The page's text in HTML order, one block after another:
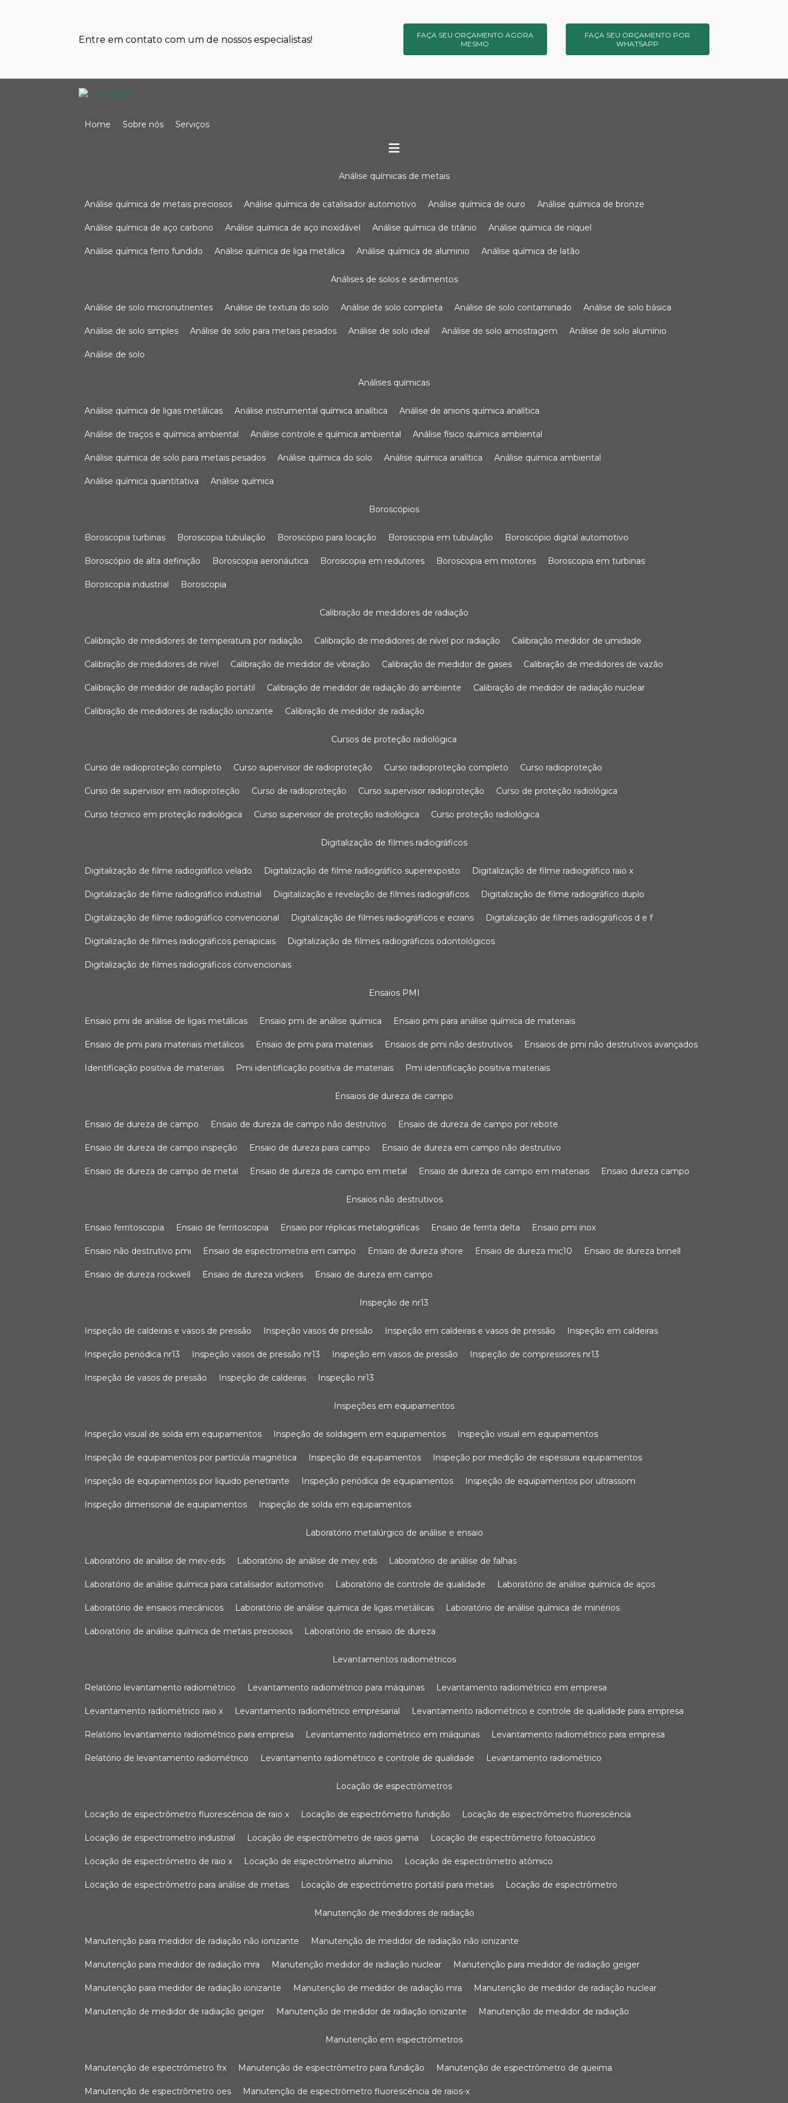
Entre em contato com um de nossos especialistas!
FAÇA SEU ORÇAMENTO AGORA
MESMO
FAÇA SEU ORÇAMENTO POR
WHATSAPP
Home Sobre nós Serviços
análise químicas de metais
análise química de metais preciosos análise química de catalisador automotivo análise química de ouro análise química de bronze
análise química de aço carbono análise química de aço inoxidável análise química de titânio análise química de níquel
análise química ferro fundido análise química de liga metálica análise química de aluminio análise química de latão
análises de solos e sedimentos
análise de solo micronutrientes análise de textura do solo análise de solo completa análise de solo contaminado análise de solo básica
análise de solo simples análise de solo para metais pesados análise de solo ideal análise de solo amostragem análise de solo alumínio
análise de solo
análises químicas
análise química de ligas metálicas análise instrumental química analítica análise de anions química analítica
análise de traços e química ambiental análise controle e química ambiental análise físico química ambiental
análise química de solo para metais pesados análise química do solo análise química analítica análise química ambiental
análise química quantitativa análise química
boroscópios
boroscopia turbinas boroscopia tubulação boroscópio para locação boroscopia em tubulação boroscópio digital automotivo
boroscópio de alta definição boroscopia aeronáutica boroscopia em redutores boroscopia em motores boroscopia em turbinas
boroscopia industrial boroscopia
calibração de medidores de radiação
calibração de medidores de temperatura por radiação calibração de medidores de nível por radiação calibração medidor de umidade
calibração de medidores de nível calibração de medidor de vibração calibração de medidor de gases calibração de medidores de vazão
calibração de medidor de radiação portátil calibração de medidor de radiação do ambiente calibração de medidor de radiação nuclear
calibração de medidores de radiação ionizante calibração de medidor de radiação
cursos de proteção radiológica
curso de radioproteção completo curso supervisor de radioproteção curso radioproteção completo curso radioproteção
curso de supervisor em radioproteção curso de radioproteção curso supervisor radioproteção curso de proteção radiológica
curso técnico em proteção radiológica curso supervisor de proteção radiológica curso proteção radiológica
digitalização de filmes radiográficos
digitalização de filme radiográfico velado digitalização de filme radiográfico superexposto digitalização de filme radiográfico raio x
digitalização de filme radiográfico industrial digitalização e revelação de filmes radiográficos digitalização de filme radiográfico duplo
digitalização de filme radiográfico convencional digitalização de filmes radiográficos e ecrans digitalização de filmes radiográficos d e f
digitalização de filmes radiográficos periapicais digitalização de filmes radiográficos odontológicos
digitalização de filmes radiográficos convencionais
ensaios PMI
ensaio pmi de análise de ligas metálicas ensaio pmi de análise química ensaio pmi para análise química de materiais
ensaio de pmi para materiais metálicos ensaio de pmi para materiais ensaios de pmi não destrutivos ensaios de pmi não destrutivos avançados
identificação positiva de materiais pmi identificação positiva de materiais pmi identificação positiva materiais
ensaios de dureza de campo
ensaio de dureza de campo ensaio de dureza de campo não destrutivo ensaio de dureza de campo por rebote
ensaio de dureza de campo inspeção ensaio de dureza para campo ensaio de dureza em campo não destrutivo
ensaio de dureza de campo de metal ensaio de dureza de campo em metal ensaio de dureza de campo em materiais ensaio dureza campo
ensaios não destrutivos
ensaio ferritoscopia ensaio de ferritoscopia ensaio por réplicas metalográficas ensaio de ferrita delta ensaio pmi inox
ensaio não destrutivo pmi ensaio de espectrometria em campo ensaio de dureza shore ensaio de dureza mic10 ensaio de dureza brinell
ensaio de dureza rockwell ensaio de dureza vickers ensaio de dureza em campo
inspeção de nr13
inspeção de caldeiras e vasos de pressão inspeção vasos de pressão inspeção em caldeiras e vasos de pressão inspeção em caldeiras
inspeção periódica nr13 inspeção vasos de pressão nr13 inspeção em vasos de pressão inspeção de compressores nr13
inspeção de vasos de pressão inspeção de caldeiras inspeção nr13
inspeções em equipamentos
inspeção visual de solda em equipamentos inspeção de soldagem em equipamentos inspeção visual em equipamentos
inspeção de equipamentos por partícula magnética inspeção de equipamentos inspeção por medição de espessura equipamentos
inspeção de equipamentos por liquido penetrante inspeção periódica de equipamentos inspeção de equipamentos por ultrassom
inspeção dimensonal de equipamentos inspeção de solda em equipamentos
laboratório metalúrgico de análise e ensaio
laboratório de análise de mev-eds laboratório de análise de mev eds laboratório de análise de falhas
laboratório de análise química para catalisador automotivo laboratório de controle de qualidade laboratório de análise química de aços
laboratório de ensaios mecânicos laboratório de análise química de ligas metálicas laboratório de análise química de minérios
laboratório de análise química de metais preciosos laboratório de ensaio de dureza
levantamentos radiométricos
relatório levantamento radiométrico levantamento radiométrico para máquinas levantamento radiométrico em empresa
levantamento radiométrico raio x levantamento radiométrico empresarial levantamento radiométrico e controle de qualidade para empresa
relatório levantamento radiométrico para empresa levantamento radiométrico em máquinas levantamento radiométrico para empresa
relatório de levantamento radiométrico levantamento radiométrico e controle de qualidade levantamento radiométrico
locação de espectrômetros
locação de espectrômetro fluorescência de raio x locação de espectrômetro fundição locação de espectrômetro fluorescência
locação de espectrometro industrial locação de espectrômetro de raios gama locação de espectrômetro fotoacústico
locação de espectrômetro de raio x locação de espectrômetro alumínio locação de espectrômetro atômico
locação de espectrômetro para análise de metais locação de espectrômetro portátil para metais locação de espectrômetro
manutenção de medidores de radiação
manutenção para medidor de radiação não ionizante manutenção de medidor de radiação não ionizante
manutenção para medidor de radiação mra manutenção medidor de radiação nuclear manutenção para medidor de radiação geiger
manutenção para medidor de radiação ionizante manutenção de medidor de radiação mra manutenção de medidor de radiação nuclear
manutenção de medidor de radiação geiger manutenção de medidor de radiação ionizante manutenção de medidor de radiação
manutenção em espectrômetros
manutenção de espectrômetro frx manutenção de espectrômetro para fundição manutenção de espectrômetro de queima
manutenção de espectrômetro oes manutenção de espectrômetro fluorescência de raios-x